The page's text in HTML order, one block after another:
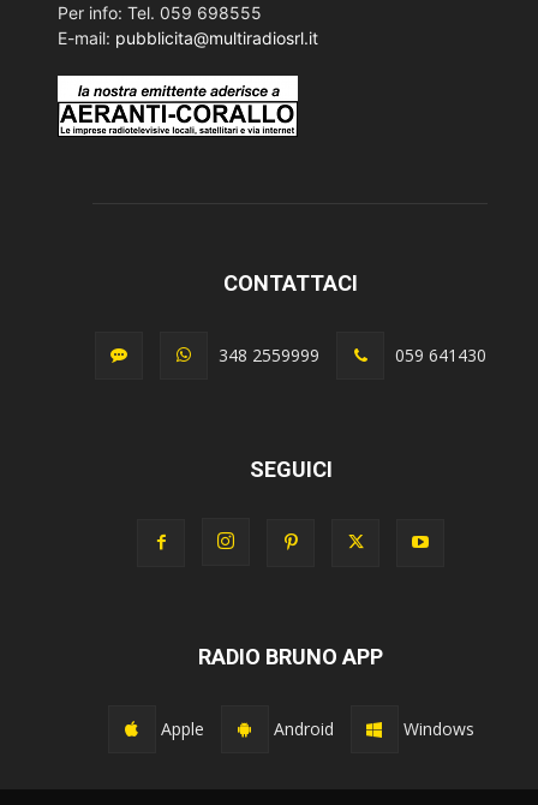
Per info: Tel. 059 698555
E-mail: pubblicita@multiradiosrl.it
CONTATTACI
348 2559999 059 641430
SEGUICI
RADIO BRUNO APP
Apple Android Windows